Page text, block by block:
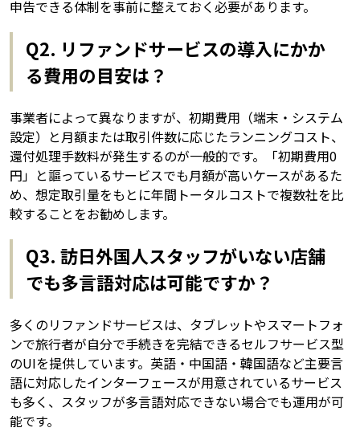
申告できる体制を事前に整えておく必要があります。
Q2. リファンドサービスの導入にかか
る費用の目安は？
事業者によって異なりますが、初期費用（端末・システム
設定）と月額または取引件数に応じたランニングコスト、
還付処理手数料が発生するのが一般的です。「初期費用0
円」と謳っているサービスでも月額が高いケースがあるた
め、想定取引量をもとに年間トータルコストで複数社を比
較することをお勧めします。
Q3. 訪日外国人スタッフがいない店舗
でも多言語対応は可能ですか？
多くのリファンドサービスは、タブレットやスマートフォ
ンで旅行者が自分で手続きを完結できるセルフサービス型
のUIを提供しています。英語・中国語・韓国語など主要言
語に対応したインターフェースが用意されているサービス
も多く、スタッフが多言語対応できない場合でも運用が可
能です。